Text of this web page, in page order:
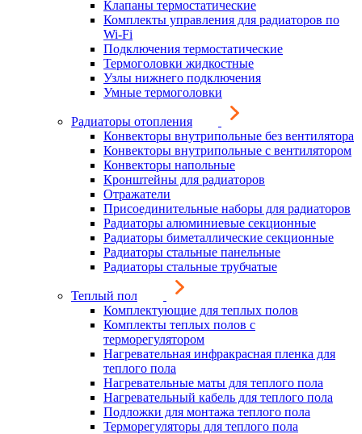
Клапаны термостатические
Комплекты управления для радиаторов по
Wi-Fi
Подключения термостатические
Термоголовки жидкостные
Узлы нижнего подключения
Умные термоголовки
Радиаторы отопления
Конвекторы внутрипольные без вентилятора
Конвекторы внутрипольные с вентилятором
Конвекторы напольные
Кронштейны для радиаторов
Отражатели
Присоединительные наборы для радиаторов
Радиаторы алюминиевые секционные
Радиаторы биметаллические секционные
Радиаторы стальные панельные
Радиаторы стальные трубчатые
Теплый пол
Комплектующие для теплых полов
Комплекты теплых полов с
терморегулятором
Нагревательная инфракрасная пленка для
теплого пола
Нагревательные маты для теплого пола
Нагревательный кабель для теплого пола
Подложки для монтажа теплого пола
Терморегуляторы для теплого пола